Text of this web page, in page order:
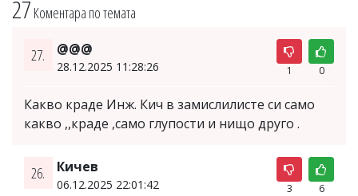
27 Коментара по темата
27. @@@
28.12.2025 11:28:26 1 0
Какво краде Инж. Кич в замислилисте си само
какво ,,краде ,само глупости и нищо друго .
26. Кичев
06.12.2025 22:01:42 3 6